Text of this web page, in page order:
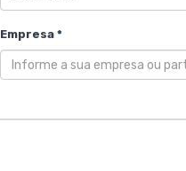
Empresa *